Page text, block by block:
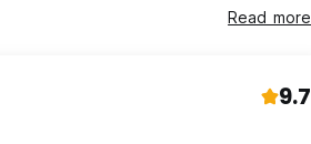
Read more
9.7